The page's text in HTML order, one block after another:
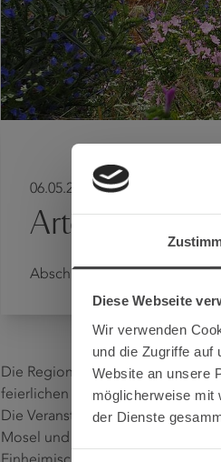
Diese Webseite
Wir verwenden
und die Zugriffe auf
Website an unsere
möglicherweise mit
der Dienste
06.05.2022 -
Artenvielfalt
Abschlussveranstaltung zur
Die Regionalinitiative Faszination
feierlichen
Die Veranstaltung findet auf dem
Mosel und der Güterhalle in